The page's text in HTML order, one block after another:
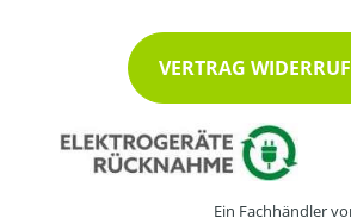
VERTRAG
Ein Fachhändler